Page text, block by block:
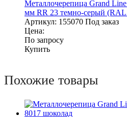
Металлочерепица Grand
мм RR 23 темно-серый (RAL
Артикул: 155070 Под заказ
Цена:
По запросу
Купить
Похожие товары